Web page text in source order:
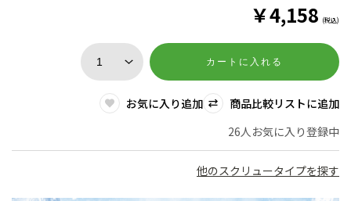
￥4,158 (税込)
カートに入れる
お気に入り追加
商品比較リストに追加
26人お気に入り登録中
他のスクリュータイプを探す